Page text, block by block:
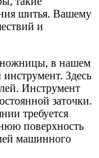
шитья. Вашему
и
ножницы, в нашем
Здесь
Инструмент
заточки.
требуется
поверхность
машинного